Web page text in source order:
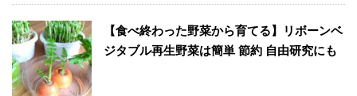
【食べ終わった野菜から育てる】リボーンベ
ジタブル再生野菜は簡単 節約 自由研究にも